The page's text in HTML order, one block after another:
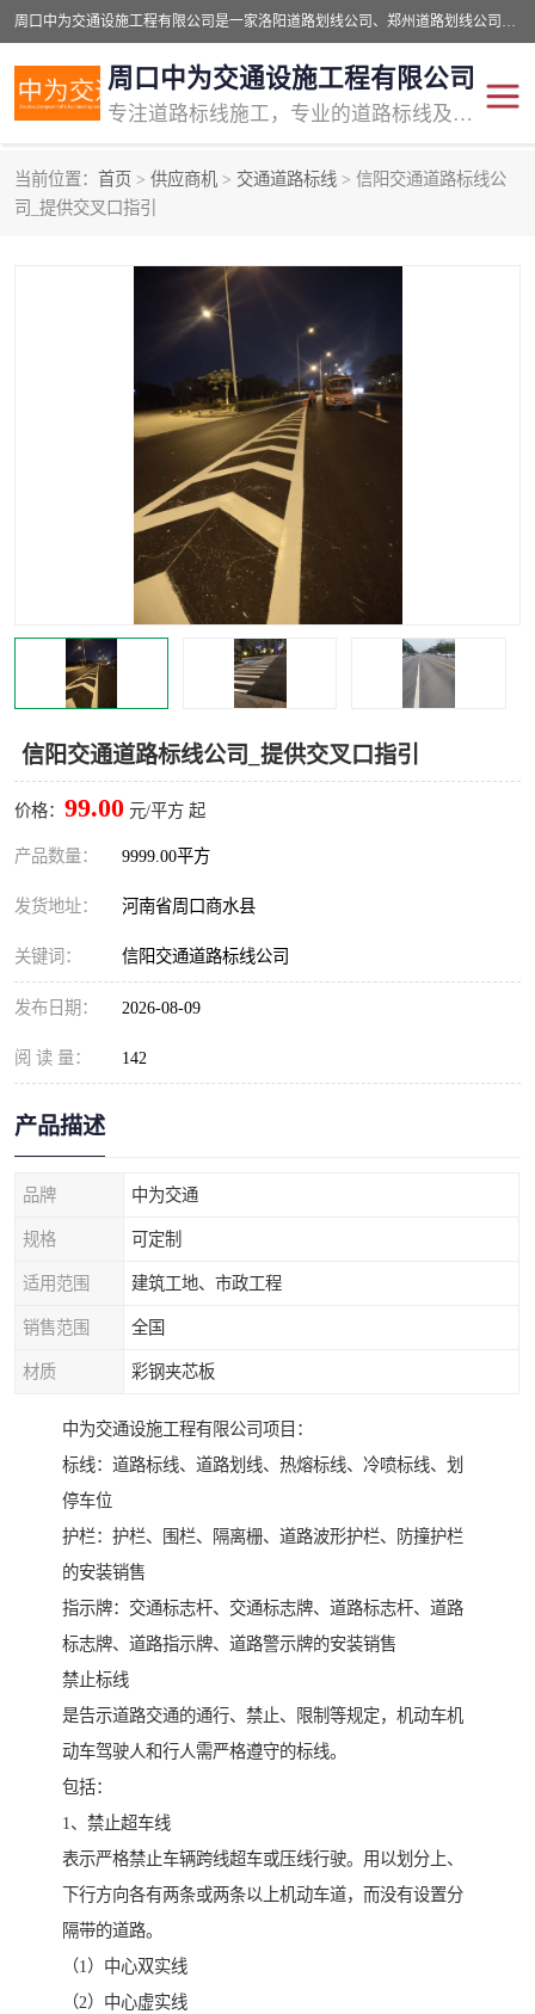
周口中为交通设施工程有限公司是一家洛阳道路划线公司、郑州道路划线公司、平顶山道路车位划线公司、开封车位划线公司、许昌道路车位划线公司、漯河道路车位划线公司，公司始终坚持“诚信、匠心、专注”的宗旨；我们的经营理念是：的服务。
周口中为交通设施工程有限公司
专注道路标线施工，专业的道路标线及交通设施施工服务商!
当前位置： 首页 > 供应商机 > 交通道路标线 > 信阳交通道路标线公
司_提供交叉口指引
信阳交通道路标线公司_提供交叉口指引
价格： 99.00 元/平方 起
产品数量： 9999.00平方
发货地址： 河南省周口商水县
关键词： 信阳交通道路标线公司
发布日期： 2026-08-09
阅 读 量： 142
产品描述
品牌 中为交通
规格 可定制
适用范围 建筑工地、市政工程
销售范围 全国
材质 彩钢夹芯板
中为交通设施工程有限公司项目：
标线：道路标线、道路划线、热熔标线、冷喷标线、划
停车位
护栏：护栏、围栏、隔离栅、道路波形护栏、防撞护栏
的安装销售
指示牌：交通标志杆、交通标志牌、道路标志杆、道路
标志牌、道路指示牌、道路警示牌的安装销售
禁止标线
是告示道路交通的通行、禁止、限制等规定，机动车机
动车驾驶人和行人需严格遵守的标线。
包括：
1、禁止超车线
表示严格禁止车辆跨线超车或压线行驶。用以划分上、
下行方向各有两条或两条以上机动车道，而没有设置分
隔带的道路。
（1）中心双实线
（2）中心虚实线
交通道路标线
道路标线划线 马路标线
道路划线